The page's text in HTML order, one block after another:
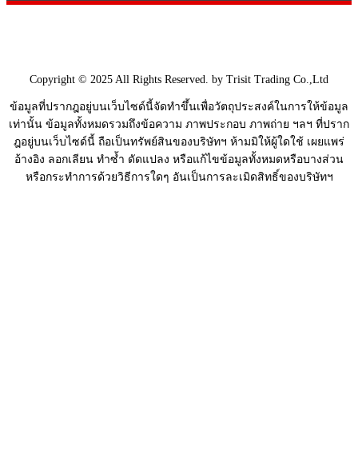
Copyright © 2025 All Rights Reserved. by Trisit Trading Co.,Ltd
ข้อมูลที่ปรากฎอยู่บนเว็บไซด์นี้จัดทำขึ้นเพื่อวัตถุประสงค์ในการให้ข้อมูล
เท่านั้น ข้อมูลทั้งหมดรวมถึงข้อความ ภาพประกอบ ภาพถ่าย ฯลฯ ที่ปราก
ฎอยู่บนเว็บไซด์นี้ ถือเป็นทรัพย์สินของบริษัทฯ ห้ามมิให้ผู้ใดใช้ เผยแพร่
อ้างอิง ลอกเลียน ทำซ้ำ ดัดแปลง หรือแก้ไขข้อมูลทั้งหมดหรือบางส่วน
หรือกระทำการด้วยวิธีการใดๆ อันเป็นการละเมิดสิทธิ์ของบริษัทฯ